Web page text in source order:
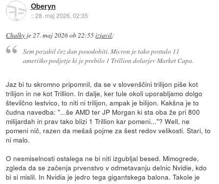
Oberyn
::28. maj 2026, 02:35
Chalky je27. maj 2026 ob 22:55izjavil:
Sem pozabil čez dan posodobiti. Micron je tako postalo 11
ameriško podjetje ki je prebilo 1 Trillion dolarjev Market Capa.
Jaz bi tu skromno pripomnil, da se v slovenščini trilijon piše kot
trilijon in ne kot Trillion. In dalje, ker tule okoli uporabljamo dolgo
številčno lestvico, to niti ni trilijon, ampak je bilijon. Kakšna je to
čudna navedba: "...še AMD ter JP Morgan ki sta oba že pri 800
milijardah in prav tako blizi 1 Trillion kar pomeni..."? Well, ne
pomeni nič, razen da mešaš pojme za šest redov velikosti. Stari, to
ni malo.
O nesmiselnosti ostalega ne bi niti izgubljal besed. Mimogrede,
zgleda da se začenja prvenstvo v odmetavanju delnic Nvidie, kdo
bi si mislil. In Nvidia je jedro tega gigantskega balona. Takole je